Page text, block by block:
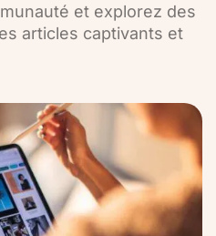
et explorez des
articles captivants et